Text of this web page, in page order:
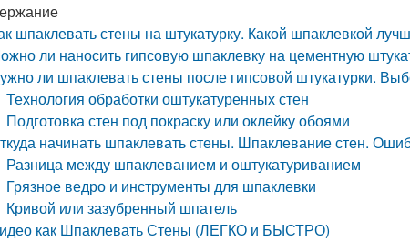
шпаклевать стены на штукатурку. Какой шпаклевкой
ли наносить гипсовую шпаклевку на цементную
ли шпаклевать стены после гипсовой штукатурки.
Технология обработки оштукатуренных стен
Подготовка стен под покраску или оклейку обоями
начинать шпаклевать стены. Шпаклевание стен.
Разница между шпаклеванием и оштукатуриванием
Грязное ведро и инструменты для шпаклевки
Кривой или зазубренный шпатель
как Шпаклевать Стены (ЛЕГКО и БЫСТРО)